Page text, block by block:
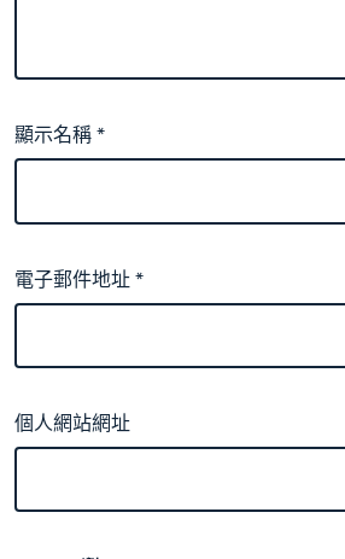
顯示名稱*
電子郵件地址*
個人網站網址